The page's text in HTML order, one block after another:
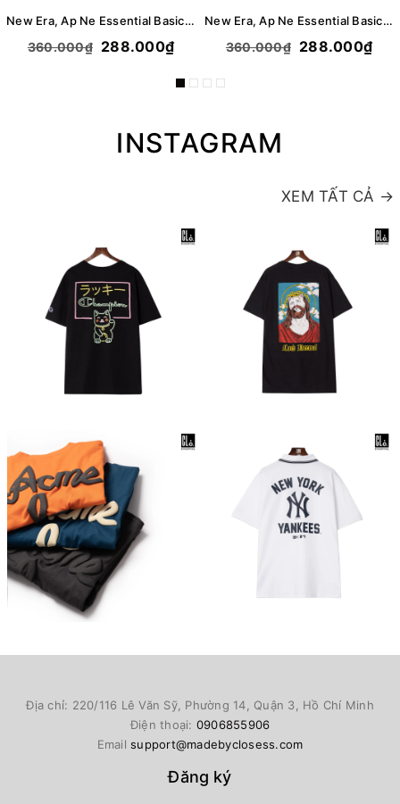
New Era, Ap Ne Essential Basic Logo Bear T-Shirt - Cream
360.000₫ 288.000₫
New Era, Ap Ne Essential Basic Logo Bear T-Shirt - Gray
360.000₫ 288.000₫
INSTAGRAM
XEM TẤT CẢ →
Địa chỉ: 220/116 Lê Văn Sỹ, Phường 14, Quận 3, Hồ Chí Minh
Điện thoại: 0906855906
Emailsupport@madebyclosess.com
Đăng ký